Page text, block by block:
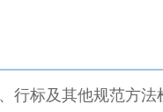
行标及其他规范方法